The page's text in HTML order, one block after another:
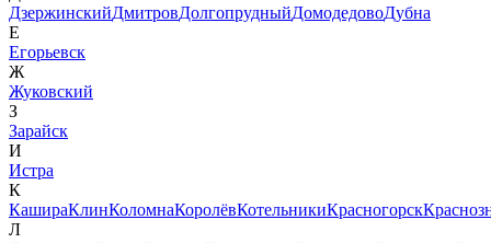
ДзержинскийДмитровДолгопрудныйДомодедовоДубна
Е
Егорьевск
Ж
Жуковский
З
Зарайск
И
Истра
К
КашираКлинКоломнаКоролёвКотельникиКрасногорск
Л